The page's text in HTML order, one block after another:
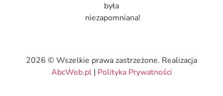
była
niezapomniana!
2026 © Wszelkie prawa zastrzeżone. Realizacja
AbcWeb.pl| Polityka Prywatności